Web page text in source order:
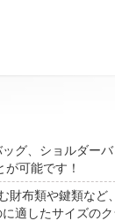
グ、ショルダー
可能です！
財布類や鍵類など
適したサイズのク